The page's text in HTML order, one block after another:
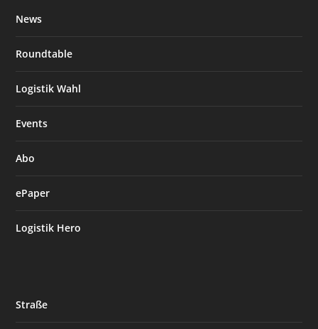
News
Roundtable
Logistik Wahl
Events
Abo
ePaper
Logistik Hero
Straße